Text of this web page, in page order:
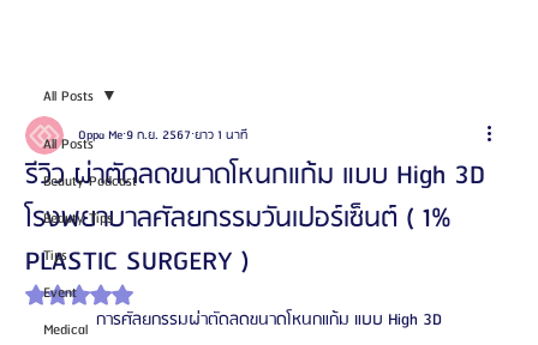
All Posts
Beauty Podcast
Beauty Tips
Tips
Event
Medical
All Posts
รีวิว ผ่าตัดลดขนาดโหนกแก้ม แบบ High 3D
โรงพยาบาลศัลยกรรมวันเปอร์เซ็นต์ ( 1%
PLASTIC SURGERY )
Oppa Me9 ก.ย. 2567 ยาว 1 นาที
ได้รับ NaN เต็ม 5 ดาว
การศัลยกรรมผ่าตัดลดขนาดโหนกแก้ม แบบ High 3D